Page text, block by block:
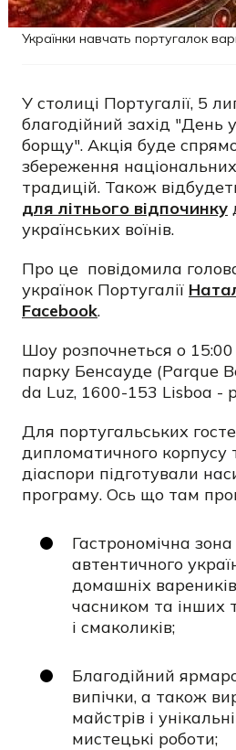
Українки навчать португалок
У столиці Португалії, 5
благодійний захід "День
борщу". Акція буде
збереження
традицій. Також
для літнього відпочинку
українських воїнів.
Про це повідомила
українок Португалії
Facebook.
Шоу розпочнеться о 15:00
парку Бенсауде (Parque
da Luz, 1600-153 Lisboa -
Для португальських
дипломатичного корпусу
діаспори підготували
програму. Ось що там
Гастрономічна
автентичного
домашніх
часником та інших
і смаколиків;
Благодійний
випічки, а також
майстрів і
мистецькі роботи;